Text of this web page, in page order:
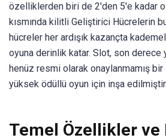
özelliklerden biri de 2'den 5'e kadar
kısmında kilitli Geliştirici Hücrelerin
hücreler her ardışık kazançta
oyuna derinlik katar. Slot, son
henüz resmi olarak onaylanmamış
yüksek ödüllü oyun için inşa edilmiştir.
Temel Özellikler